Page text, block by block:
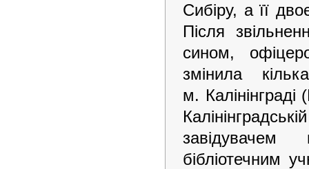
Сибіру, а її
Після
сином,
змінила
м.
завідувачем
бібліотечним